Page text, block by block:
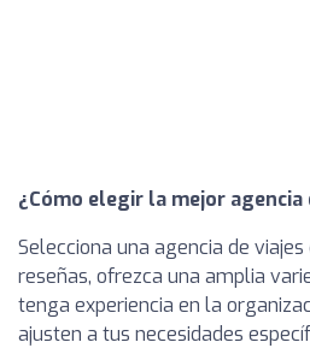
¿Cómo elegir la mejor agencia
Selecciona una agencia de
reseñas, ofrezca una amplia
tenga experiencia en la
ajusten a tus necesidades